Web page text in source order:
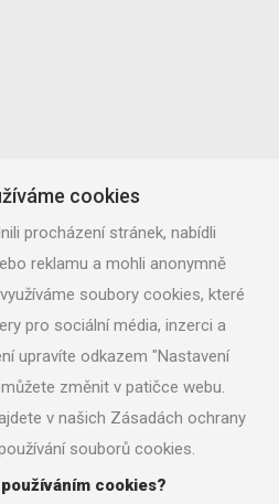
cookies
procházení stránek, nabídli
reklamu a mohli anonymně
soubory cookies, které
pro sociální média, inzerci a
upravíte odkazem "Nastavení
změnit v patičce webu.
v našich Zásadách ochrany
souborů cookies.
cookies?